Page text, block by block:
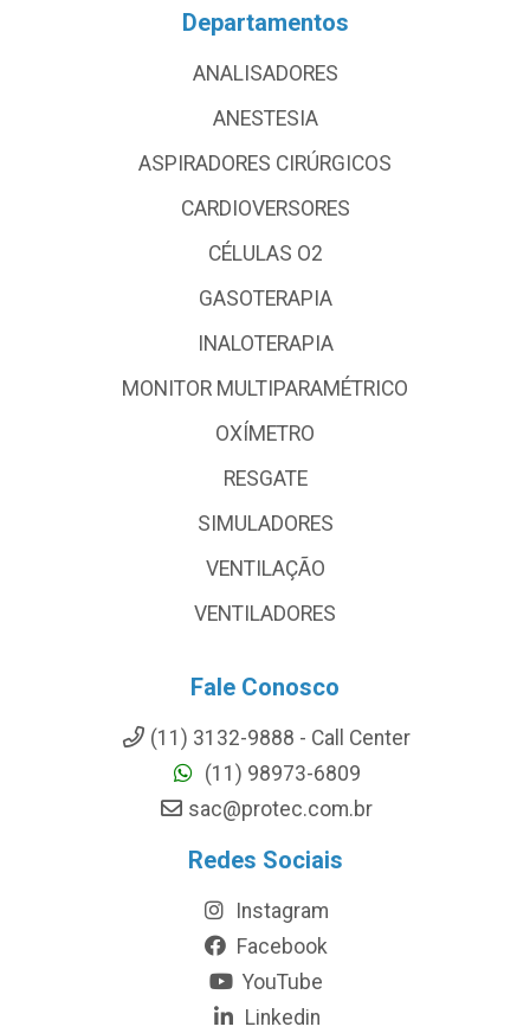
Departamentos
ANALISADORES
ANESTESIA
ASPIRADORES CIRÚRGICOS
CARDIOVERSORES
CÉLULAS O2
GASOTERAPIA
INALOTERAPIA
MONITOR MULTIPARAMÉTRICO
OXÍMETRO
RESGATE
SIMULADORES
VENTILAÇÃO
VENTILADORES
Fale Conosco
(11) 3132-9888 - Call Center
(11) 98973-6809
sac@protec.com.br
Redes Sociais
Instagram
Facebook
YouTube
Linkedin